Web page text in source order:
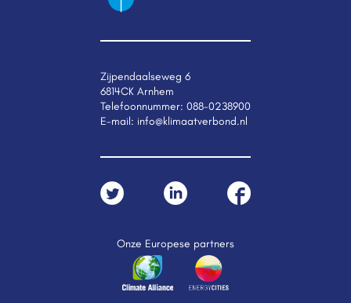
Zijpendaalseweg 6
6814CK Arnhem
Telefoonnummer: 088-0238900
E-mail: info@klimaatverbond.nl
Onze Europese partners